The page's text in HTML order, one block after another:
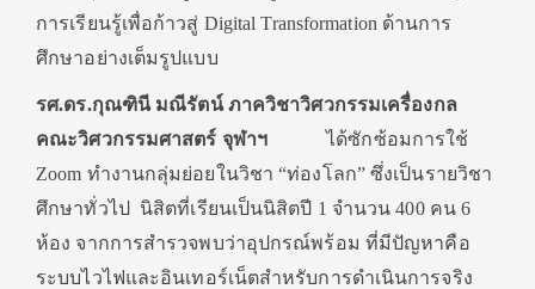
การเรียนรู้เพื่อก้าวสู่ Digital Transformation ด้านการ
ศึกษาอย่างเต็มรูปแบบ
รศ.ดร.กุณฑินี มณีรัตน์ ภาควิชาวิศวกรรมเครื่องกล
คณะวิศวกรรมศาสตร์ จุฬาฯ ได้ซักซ้อมการใช้
Zoom ทำงานกลุ่มย่อยในวิชา “ท่องโลก” ซึ่งเป็นรายวิชา
ศึกษาทั่วไป นิสิตที่เรียนเป็นนิสิตปี 1 จำนวน 400 คน 6
ห้อง จากการสำรวจพบว่าอุปกรณ์พร้อม ที่มีปัญหาคือ
ระบบไวไฟและอินเทอร์เน็ตสำหรับการดำเนินการจริง